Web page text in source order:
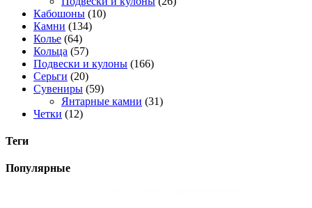
Кабошоны (10)
Камни (134)
Колье (64)
Кольца (57)
Подвески и кулоны (166)
Серьги (20)
Сувениры (59)
Янтарные камни (31)
Четки (12)
Теги
Популярные